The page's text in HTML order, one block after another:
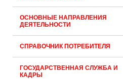
ОСНОВНЫЕ НАПРАВЛЕНИЯ
ДЕЯТЕЛЬНОСТИ
СПРАВОЧНИК ПОТРЕБИТЕЛЯ
ГОСУДАРСТВЕННАЯ СЛУЖБА И
КАДРЫ